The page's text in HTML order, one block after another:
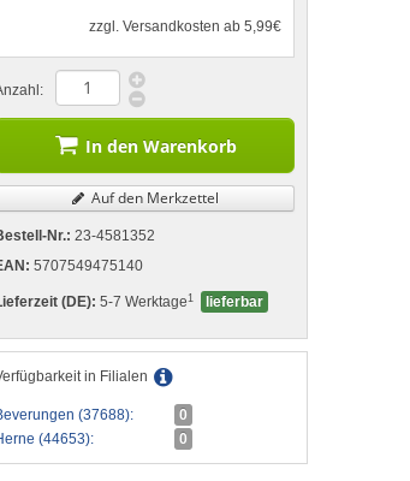
zzgl. Versandkosten ab 5,99€
In den Warenkorb
Auf den Merkzettel
Nr.: 23-4581352
5707549475140
(DE): 5-7 Werktage 1 lieferbar
in Filialen
(37688):
0
(44653):
0